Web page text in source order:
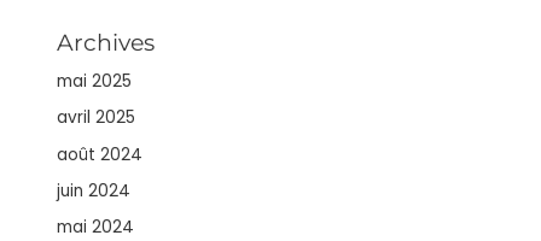
Archives
mai 2025
avril 2025
août 2024
juin 2024
mai 2024